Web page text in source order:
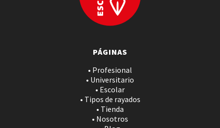
PÁGINAS
• Profesional
• Universitario
• Escolar
• Tipos de rayados
• Tienda
• Nosotros